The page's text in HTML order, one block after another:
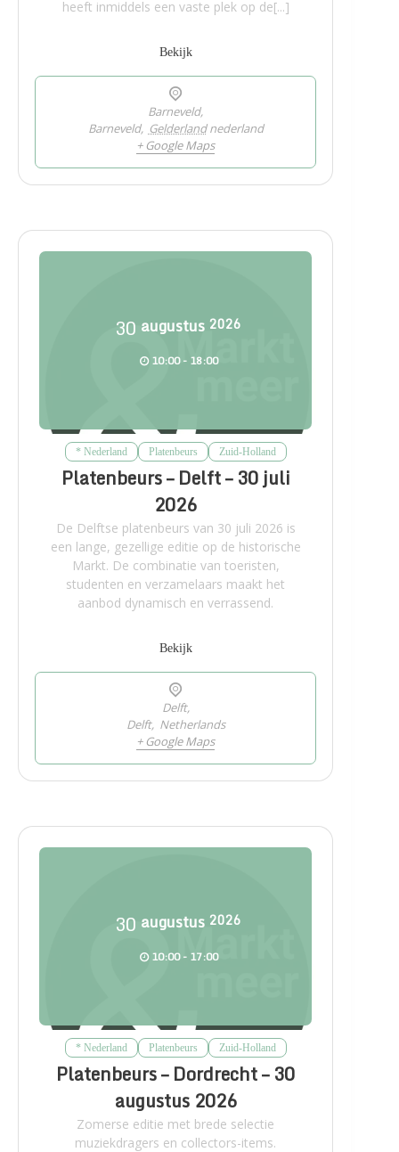
heeft inmiddels een vaste plek op de[...]
Bekijk
Barneveld,
Barneveld, Gelderland nederland
+ Google Maps
30 augustus 2026
10:00 - 18:00
* Nederland Platenbeurs Zuid-Holland
Platenbeurs – Delft – 30 juli
2026
De Delftse platenbeurs van 30 juli 2026 is
een lange, gezellige editie op de historische
Markt. De combinatie van toeristen,
studenten en verzamelaars maakt het
aanbod dynamisch en verrassend.
Bekijk
Delft,
Delft, Netherlands
+ Google Maps
30 augustus 2026
10:00 - 17:00
* Nederland Platenbeurs Zuid-Holland
Platenbeurs – Dordrecht – 30
augustus 2026
Zomerse editie met brede selectie
muziekdragers en collectors-items.